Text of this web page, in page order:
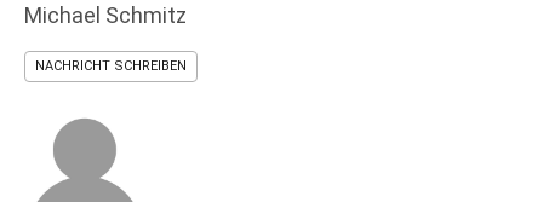
Michael Schmitz
NACHRICHT SCHREIBEN